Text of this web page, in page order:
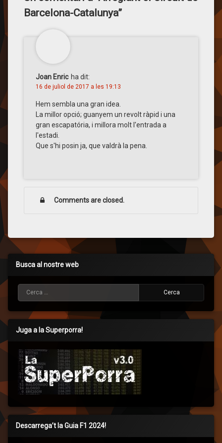
Barcelona-Catalunya”
Joan Enric ha dit:
16 de juliol de 2017 a les 19:13
Hem sembla una gran idea.
La millor opció; guanyem un revolt ràpid i una
gran escapatória, i millora molt l'entrada a
l'estadi.
Que s'hi posin ja, que valdrà la pena.
Comments are closed.
Busca al nostre web
Juga a la Superporra!
Descarrega’t la Guia F1 2024!